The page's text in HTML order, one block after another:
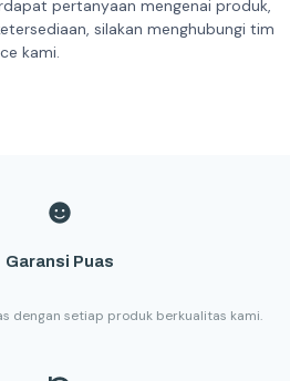
pertanyaan mengenai produk,
silakan menghubungi tim
kami.
Garansi Puas
dengan setiap produk berkualitas kami.